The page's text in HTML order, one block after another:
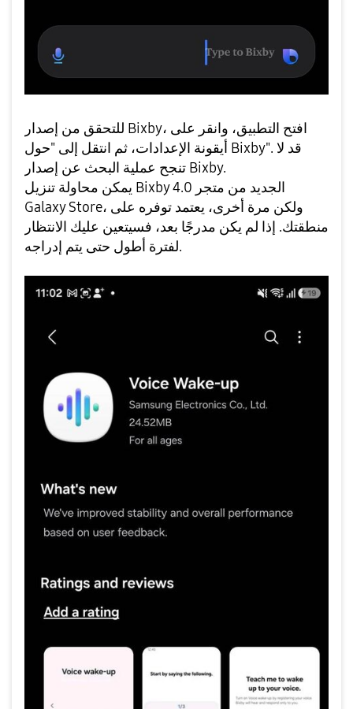
للتحقق من إصدار Bixby، افتح التطبيق، وانقر على
أيقونة الإعدادات، ثم انتقل إلى "حول Bixby". قد لا
تنجح عملية البحث عن إصدار Bixby.
يمكن محاولة تنزيل Bixby 4.0 الجديد من متجر
Galaxy Store، ولكن مرة أخرى، يعتمد توفره على
منطقتك. إذا لم يكن مدرجًا بعد، فسيتعين عليك الانتظار
لفترة أطول حتى يتم إدراجه.